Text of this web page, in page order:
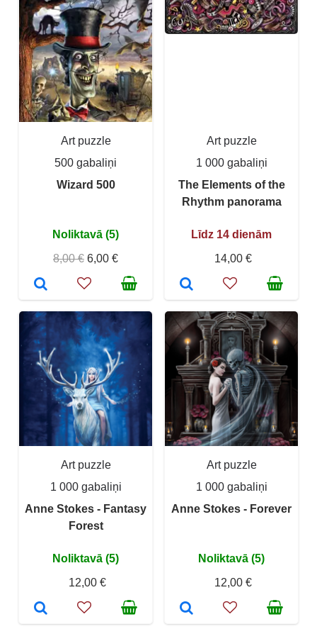
Art puzzle
500 gabaliņi
Wizard 500
Noliktavā (5)
8,00 € 6,00 €
Art puzzle
1 000 gabaliņi
The Elements of the
Rhythm panorama
Līdz 14 dienām
14,00 €
Art puzzle
1 000 gabaliņi
Anne Stokes - Fantasy
Forest
Noliktavā (5)
12,00 €
Art puzzle
1 000 gabaliņi
Anne Stokes - Forever
Noliktavā (5)
12,00 €